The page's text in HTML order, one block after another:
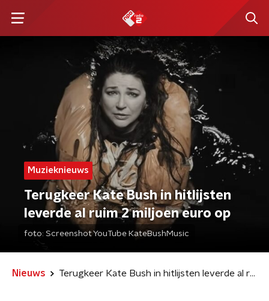
Muzieknieuws
Terugkeer Kate Bush in hitlijsten
leverde al ruim 2 miljoen euro op
foto: Screenshot YouTube KateBushMusic
Nieuws Terugkeer Kate Bush in hitlijsten leverde al ruim 2 miljoen euro op